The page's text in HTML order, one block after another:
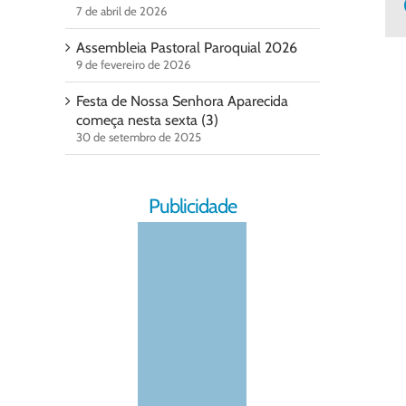
7 de abril de 2026
Assembleia Pastoral Paroquial 2026
9 de fevereiro de 2026
Festa de Nossa Senhora Aparecida
começa nesta sexta (3)
30 de setembro de 2025
Publicidade